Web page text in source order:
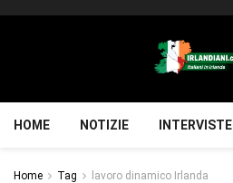
HOME NOTIZIE INTERVISTE
Home Tag lavoro dinamico Irlanda